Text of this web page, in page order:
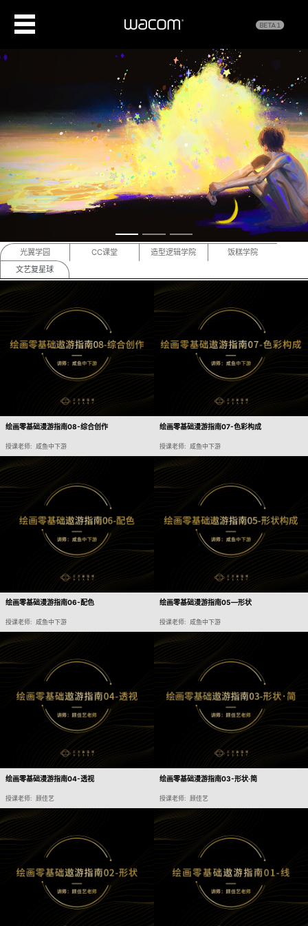
Next
光翼学园 CC课堂 造型逻辑学院
饭糕学院
文艺复星球
绘画零基础漫游指南08-综合创作
授课老师: 咸鱼中下游
绘画零基础漫游指南07-色彩构成
授课老师: 咸鱼中下游
绘画零基础漫游指南06-配色
授课老师: 咸鱼中下游
绘画零基础漫游指南05—形状
授课老师: 咸鱼中下游
绘画零基础漫游指南04-透视
授课老师: 顾佳艺
绘画零基础漫游指南03-形状·简
授课老师: 顾佳艺